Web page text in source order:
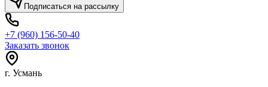
Подписаться на рассылку
+7 (960) 156-50-40
Заказать звонок
г. Усмань